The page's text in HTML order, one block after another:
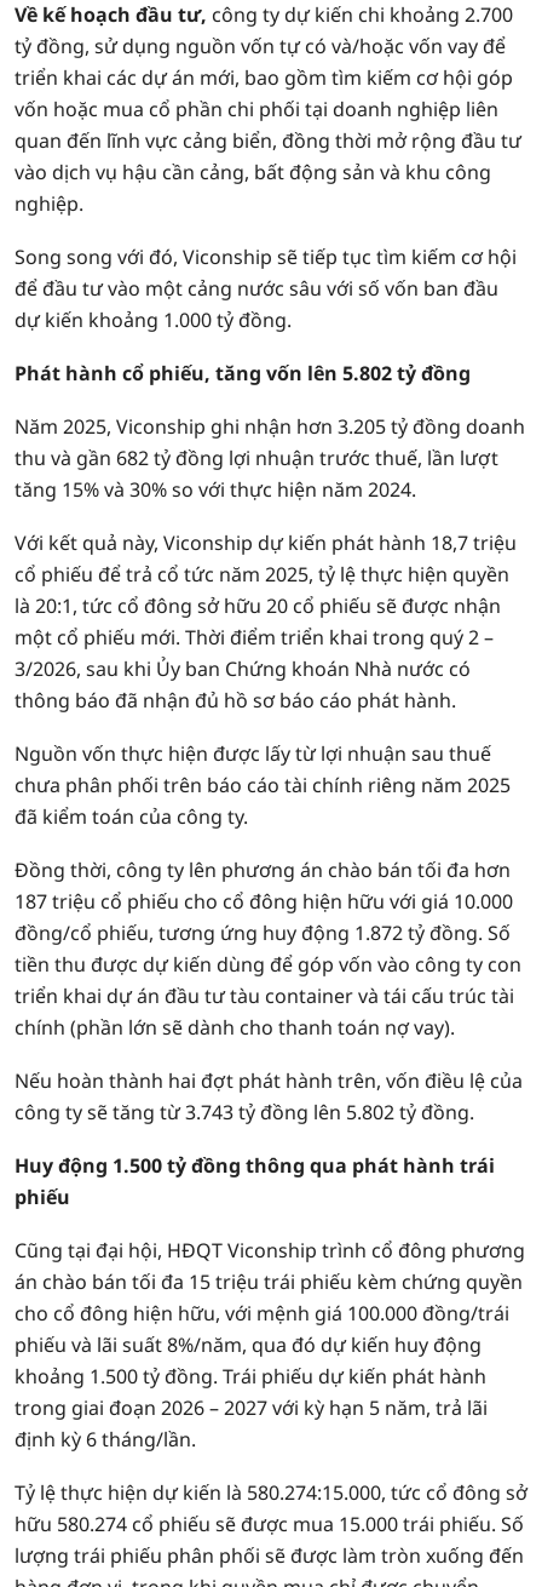
Về kế hoạch đầu tư, công ty dự kiến chi khoảng 2.700
tỷ đồng, sử dụng nguồn vốn tự có và/hoặc vốn vay để
triển khai các dự án mới, bao gồm tìm kiếm cơ hội góp
vốn hoặc mua cổ phần chi phối tại doanh nghiệp liên
quan đến lĩnh vực cảng biển, đồng thời mở rộng đầu tư
vào dịch vụ hậu cần cảng, bất động sản và khu công
nghiệp.
Song song với đó, Viconship sẽ tiếp tục tìm kiếm cơ hội
để đầu tư vào một cảng nước sâu với số vốn ban đầu
dự kiến khoảng 1.000 tỷ đồng.
Phát hành cổ phiếu, tăng vốn lên 5.802 tỷ đồng
Năm 2025, Viconship ghi nhận hơn 3.205 tỷ đồng doanh
thu và gần 682 tỷ đồng lợi nhuận trước thuế, lần lượt
tăng 15% và 30% so với thực hiện năm 2024.
Với kết quả này, Viconship dự kiến phát hành 18,7 triệu
cổ phiếu để trả cổ tức năm 2025, tỷ lệ thực hiện quyền
là 20:1, tức cổ đông sở hữu 20 cổ phiếu sẽ được nhận
một cổ phiếu mới. Thời điểm triển khai trong quý 2 –
3/2026, sau khi Ủy ban Chứng khoán Nhà nước có
thông báo đã nhận đủ hồ sơ báo cáo phát hành.
Nguồn vốn thực hiện được lấy từ lợi nhuận sau thuế
chưa phân phối trên báo cáo tài chính riêng năm 2025
đã kiểm toán của công ty.
Đồng thời, công ty lên phương án chào bán tối đa hơn
187 triệu cổ phiếu cho cổ đông hiện hữu với giá 10.000
đồng/cổ phiếu, tương ứng huy động 1.872 tỷ đồng. Số
tiền thu được dự kiến dùng để góp vốn vào công ty con
triển khai dự án đầu tư tàu container và tái cấu trúc tài
chính (phần lớn sẽ dành cho thanh toán nợ vay).
Nếu hoàn thành hai đợt phát hành trên, vốn điều lệ của
công ty sẽ tăng từ 3.743 tỷ đồng lên 5.802 tỷ đồng.
Huy động 1.500 tỷ đồng thông qua phát hành trái
phiếu
Cũng tại đại hội, HĐQT Viconship trình cổ đông phương
án chào bán tối đa 15 triệu trái phiếu kèm chứng quyền
cho cổ đông hiện hữu, với mệnh giá 100.000 đồng/trái
phiếu và lãi suất 8%/năm, qua đó dự kiến huy động
khoảng 1.500 tỷ đồng. Trái phiếu dự kiến phát hành
trong giai đoạn 2026 – 2027 với kỳ hạn 5 năm, trả lãi
định kỳ 6 tháng/lần.
Tỷ lệ thực hiện dự kiến là 580.274:15.000, tức cổ đông sở
hữu 580.274 cổ phiếu sẽ được mua 15.000 trái phiếu. Số
lượng trái phiếu phân phối sẽ được làm tròn xuống đến